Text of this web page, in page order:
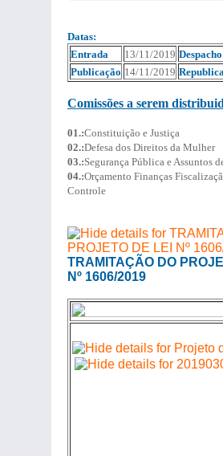
Datas:
Entrada
13/11/2019 Despacho
Publicação 14/11/2019
Comissões a serem
01.:Constituição e Justiça
02.:Defesa dos Direitos da Mulher
03.:Segurança Pública e Assuntos
04.:Orçamento Finanças
Controle
TRAMITAÇÃO DO
Nº 1606/2019